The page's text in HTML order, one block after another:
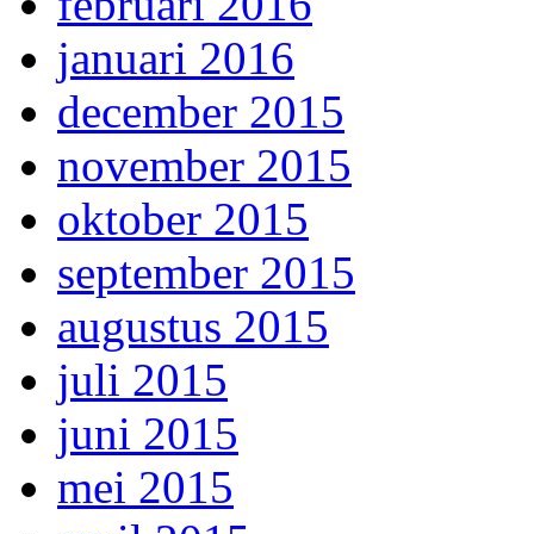
januari 2016
december 2015
november 2015
oktober 2015
september 2015
augustus 2015
juli 2015
juni 2015
mei 2015